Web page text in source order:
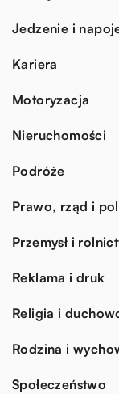
Jedzenie i
Kariera
Motoryzacja
Nieruchomości
Podróże
Prawo, rząd i
Przemysł i
Reklama i druk
Religia i
Rodzina i
Społeczeństwo